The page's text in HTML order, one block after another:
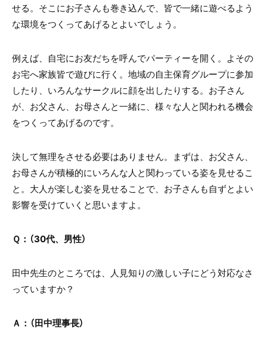
せる。そこにお子さんも巻き込んで、皆で一緒に遊べるよう
な環境をつくってあげるとよいでしょう。
例えば、自宅にお友だちを呼んでパーティーを開く。よその
お宅へ家族皆で遊びに行く。地域の自主保育グループに参加
したり、いろんなサークルに顔を出したりする。お子さん
が、お父さん、お母さんと一緒に、様々な人と関われる機会
をつくってあげるのです。
決して無理をさせる必要はありません。まずは、お父さん、
お母さんが積極的にいろんな人と関わっている姿を見せるこ
と。大人が楽しむ姿を見せることで、お子さんも自ずとよい
影響を受けていくと思いますよ。
Ｑ：（30代、男性）
田中先生のところでは、人見知りの激しい子にどう対応なさ
っていますか？
Ａ：（田中理事長）